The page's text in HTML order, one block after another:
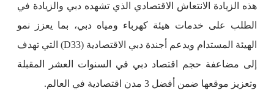
هذه الزيادة الانتعاش الاقتصادي الذي تشهده دبي والزيادة في
الطلب على خدمات هيئة كهرباء ومياه دبي، بما يعزز نمو
الهيئة المستدام ويدعم أجندة دبي الاقتصادية (D33) التي تهدف
إلى مضاعفة حجم اقتصاد دبي في السنوات العشر المقبلة
وتعزيز موقعها ضمن أفضل 3 مدن اقتصادية في العالم.